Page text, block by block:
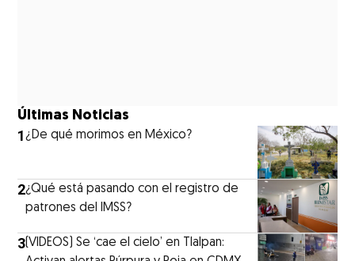
Últimas Noticias
1¿De qué morimos en México?
2¿Qué está pasando con el registro de
patrones del IMSS?
3(VIDEOS) Se ‘cae el cielo’ en Tlalpan: